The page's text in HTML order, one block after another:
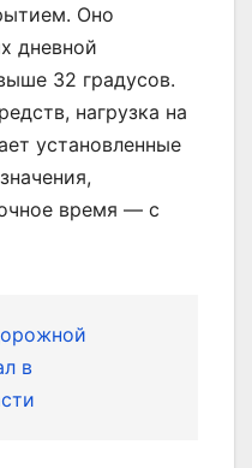
Оно
дневной
32 градусов.
нагрузка на
установленные
время — с
в